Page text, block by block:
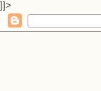
]]>